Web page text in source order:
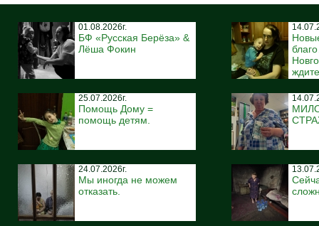
01.08.2026г.
БФ «Русская Берёза» &
Лёша Фокин
25.07.2026г.
Помощь Дому =
помощь детям.
24.07.2026г.
Мы иногда не можем
отказать.